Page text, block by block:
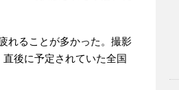
れることが多かった。撮影
後に予定されていた全国